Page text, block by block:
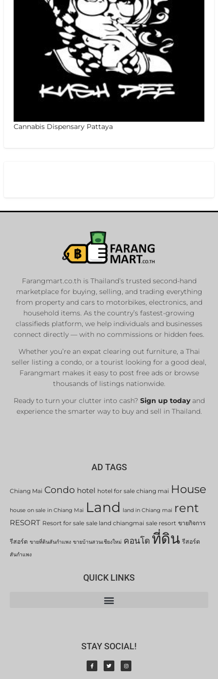
Cannabis Dispensary Pattaya
Farangmart.co.th is Thailand’s trusted second-hand
marketplace for buying, selling, and trading everything
from property and cars to motorbikes, electronics, and
household items. As the country’s fastest-growing
classifieds platform, we help individuals and businesses
connect directly — with no commissions or hidden fees.
Whether you’re an expat clearing out furniture, a Thai
seller listing a condo, or a tourist looking for a good deal,
Farangmart makes it easy to post free ads or browse
thousands of listings nationwide.
Ready to turn your clutter into cash? Sign up todayand
experience the smarter way to buy and sell in Thailand.
AD TAGS
Chiang Mai Condo hotel hotel for sale chiang mai House
house on sale in Chiang Mai Land land in Chiang mai rent
RESORT Resort for sale sale land chiangmai sale resort ขายกิจการ
รีสอร์ต ขายที่ดินสันกำแพง ขายบ้านสวนเชียงใหม่ คอนโด ที่ดิน รีสอร์ต
สันกำแพง
QUICK LINKS
STAY SOCIAL!